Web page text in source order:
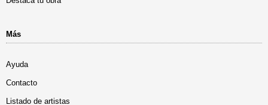
Más
Ayuda
Contacto
Listado de artistas